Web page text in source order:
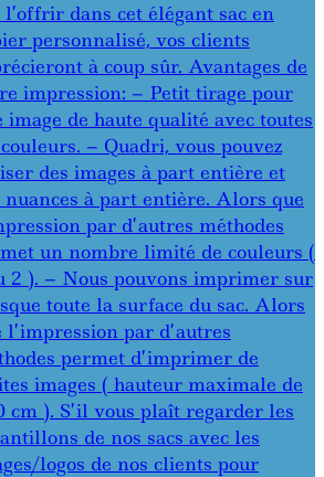
l’offrir dans cet élégant sac en
personnalisé, vos clients
à coup sûr. Avantages de
impression: – Petit tirage pour
image de haute qualité avec toutes
– Quadri, vous pouvez
des images à part entière et
nuances à part entière. Alors que
par d’autres méthodes
un nombre limité de couleurs (
2 ). – Nous pouvons imprimer sur
toute la surface du sac. Alors
l’impression par d’autres
permet d’imprimer de
images ( hauteur maximale de
cm ). S’il vous plaît regarder les
de nos sacs avec les
logos de nos clients pour